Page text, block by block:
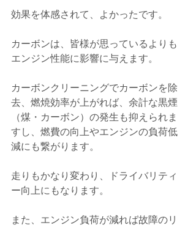
効果を体感されて、よかったです。
カーボンは、皆様が思っているよりも
エンジン性能に影響に与えます。
カーボンクリーニングでカーボンを除
去、燃焼効率が上がれば、余計な黒煙
（煤・カーボン）の発生も抑えられま
すし、燃費の向上やエンジンの負荷低
減にも繋がります。
走りもかなり変わり、ドライバリティ
ー向上にもなります。
また、エンジン負荷が減れば故障のリ